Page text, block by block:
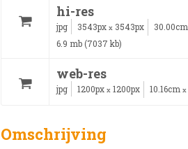
hi-res
jpg 3543px x 3543px 30.00cm
6.9 mb (7037 kb)
web-res
jpg 1200px x 1200px 10.16cm x
Omschrijving